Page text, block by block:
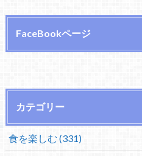
FaceBookページ
カテゴリー
食を楽しむ (331)